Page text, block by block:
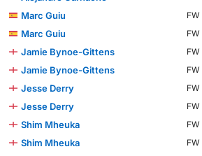
Marc Guiu
FW
Marc Guiu
FW
Jamie Bynoe-Gittens
FW
Jamie Bynoe-Gittens
FW
Jesse Derry
FW
Jesse Derry
FW
Shim Mheuka
FW
Shim Mheuka
FW